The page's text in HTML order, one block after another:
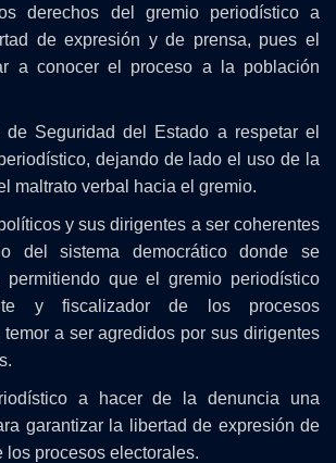
derechos del gremio periodístico a
de expresión y de prensa, pues el
a conocer el proceso a la población
Seguridad del Estado a respetar el
dejando de lado el uso de la
maltrato verbal hacia el gremio.
y sus dirigentes a ser coherentes
del sistema democrático donde se
permitiendo que el gremio periodístico
y fiscalizador de los procesos
a ser agredidos por sus dirigentes
a hacer de la denuncia una
garantizar la libertad de expresión de
los procesos electorales.